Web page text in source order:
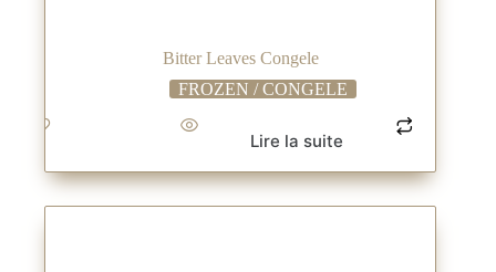
Bitter Leaves Congele
FROZEN / CONGELE
Lire la suite